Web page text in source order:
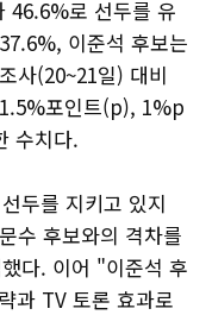
46.6%로 선두를 유
이준석 후보는
사(20~21일) 대비
포인트(p), 1%p
수치다.
두를 지키고 있지
수 후보와의 격차를
다. 이어 "이준석 후
과 TV 토론 효과로